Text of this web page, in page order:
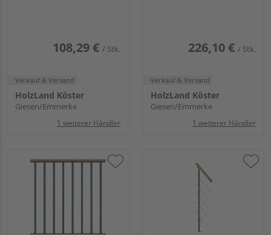
108,29 € / Stk.
Verkauf & Versand
HolzLand Köster
Giesen/Emmerke
1 weiterer Händler
226,10 € / Stk.
Verkauf & Versand
HolzLand Köster
Giesen/Emmerke
1 weiterer Händler